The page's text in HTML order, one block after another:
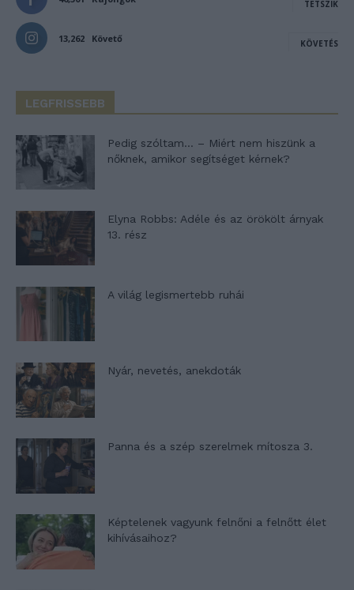
TETSZIK
13,262 Követő KÖVETÉS
LEGFRISSEBB
Pedig szóltam… – Miért nem hiszünk a
nőknek, amikor segítséget kérnek?
Elyna Robbs: Adéle és az örökölt árnyak
13. rész
A világ legismertebb ruhái
Nyár, nevetés, anekdoták
Panna és a szép szerelmek mítosza 3.
Képtelenek vagyunk felnőni a felnőtt élet
kihívásaihoz?